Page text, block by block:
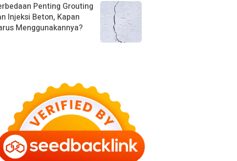
Penting Grouting
Injeksi Beton, Kapan
Menggunakannya?